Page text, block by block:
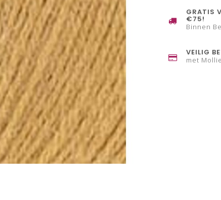
GRATIS
€75!
Binnen
VEILIG
met Mollie